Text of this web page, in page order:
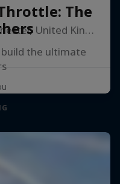
Goodwood House, Chichester, United Kingdom
The
build the ultimate